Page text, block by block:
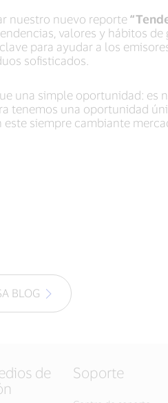
nuestro nuevo reporte
valores y hábitos
para ayudar a los
sofisticados.
una simple oportunidad: es
tenemos una oportunidad
siempre cambiante
BLOG
de
Soporte